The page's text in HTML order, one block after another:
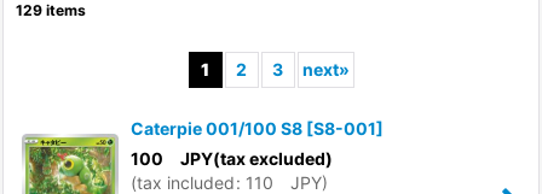
Sort by:
129 items
1 2 3 next»
Caterpie 001/100 S8 [S8-001]
100 JPY(tax excluded)
(tax included: 110 JPY)